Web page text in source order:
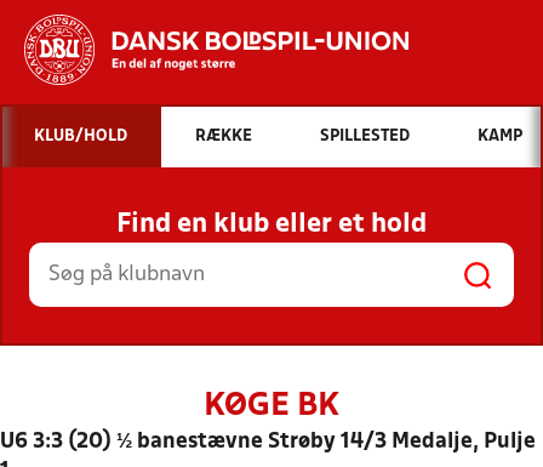
Hvad vil du søge efter?
INDHOLD OG NYHEDER
STILLINGER, RESULTATER, KLUBBER OG
HOLD
KLUB/HOLD RÆKKE SPILLESTED KAMP
Find en klub eller et hold
KØGE BK
U6 3:3 (20) ½ banestævne Strøby 14/3 Medalje, Pulje